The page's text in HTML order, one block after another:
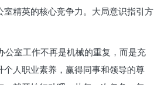
精英的核心竞争力。大局意识指引方
公室工作不再是机械的重复，而是充
人职业素养，赢得同事和领导的尊